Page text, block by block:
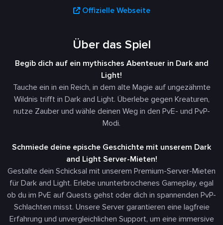
Offizielle Webseite
Über das Spiel
Begib dich auf ein mythisches Abenteuer in Dark and
Light!
Tauche ein in ein Reich, in dem alte Magie auf ungezähmte
Wildnis trifft in Dark and Light. Überlebe gegen Kreaturen,
nutze Zauber und wähle deinen Weg in den PvE- und PvP-
Modi.
Schmiede deine epische Geschichte mit unserem Dark
and Light Server-Mieten!
Gestalte dein Schicksal mit unserem Premium-Server-Mieten
für Dark and Light. Erlebe ununterbrochenes Gameplay, egal
ob du im PvE auf Quests gehst oder dich in spannenden PvP-
Schlachten misst. Unsere Server garantieren eine lagfreie
Erfahrung und unvergleichlichen Support, um eine immersive